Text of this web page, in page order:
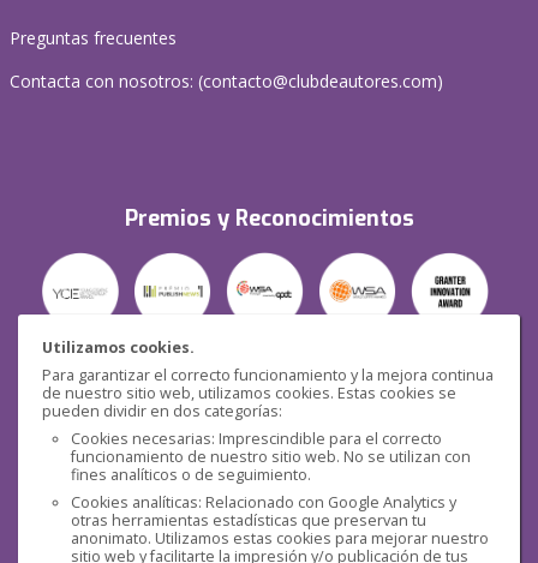
Utilizamos cookies.
Para garantizar el correcto funcionamiento y la mejora continua
de nuestro sitio web, utilizamos cookies. Estas cookies se
pueden dividir en dos categorías:
Cookies necesarias: Imprescindible para el correcto
funcionamiento de nuestro sitio web. No se utilizan con
fines analíticos o de seguimiento.
Cookies analíticas: Relacionado con Google Analytics y
otras herramientas estadísticas que preservan tu
anonimato. Utilizamos estas cookies para mejorar nuestro
sitio web y facilitarte la impresión y/o publicación de tus
Preguntas frecuentes
Contacta con nosotros: (contacto@clubdeautores.com)
Premios y Reconocimientos
Seguridad
Redes sociales